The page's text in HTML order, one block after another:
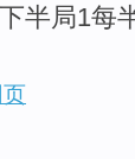
半局1每